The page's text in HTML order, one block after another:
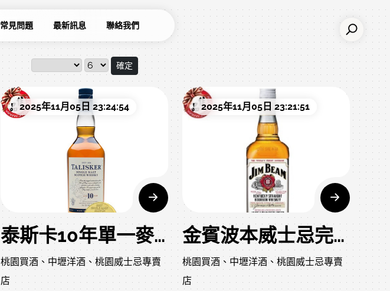
常見問題 最新訊息 聯絡我們
確定
2025年11月05日 23:24:54
泰斯卡10年單一麥芽威士忌深度介紹
桃園買酒、中壢洋酒、桃園威士忌專賣
店
2025年11月05日 23:21:51
金賓波本威士忌完全指南：從歷史到品飲藝術
桃園買酒、中壢洋酒、桃園威士忌專賣
店